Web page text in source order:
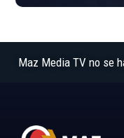
Maz Media TV no se